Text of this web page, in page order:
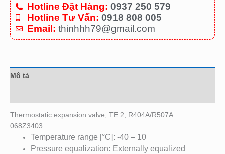
Hotline Đặt Hàng: 0937 250 579
Hotline Tư Vấn: 0918 808 005
Email: thinhhh79@gmail.com
Mô tả
Thermostatic expansion valve, TE 2, R404A/R507A
068Z3403
Temperature range [°C]: -40 – 10
Pressure equalization: Externally equalized